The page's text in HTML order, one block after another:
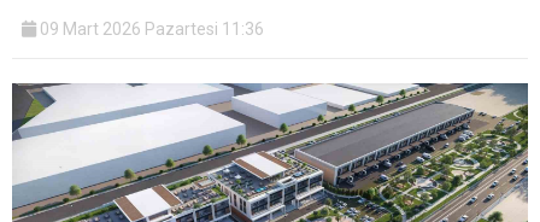
09 Mart 2026 Pazartesi 11:36